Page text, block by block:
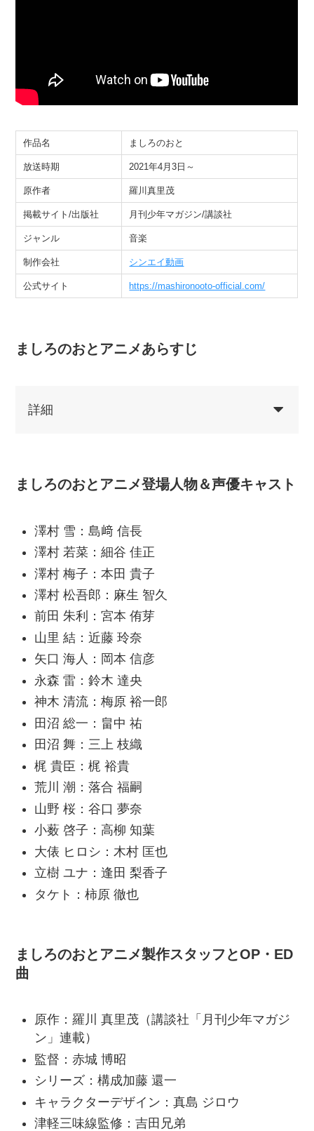
作品名 ましろのおと
放送時期 2021年4月3日～
原作者 羅川真里茂
掲載サイト/出版社 月刊少年マガジン/講談社
ジャンル 音楽
制作会社 シンエイ動画
公式サイト https://mashironooto-official.com/
ましろのおとアニメあらすじ
詳細
父に持つ少年「澤村雪」は、憧れて
ってしまった”自分の音”を探すた
め、アテもなく上京する。トラブル
に巻き込まれていたところを、キャ
バクラで働く女性「立樹ユナ」に助
けられた雪は、成り行きからライブ
の前座として演奏を披露することに
なり――
引用先：
ましろのおとアニメ登場人物＆声優キャスト
澤村 雪：島﨑 信長
澤村 若菜：細谷 佳正
澤村 梅子：本田 貴子
澤村 松吾郎：麻生 智久
前田 朱利：宮本 侑芽
山里 結：近藤 玲奈
矢口 海人：岡本 信彦
永森 雷：鈴木 達央
神木 清流：梅原 裕一郎
田沼 総一：畠中 祐
田沼 舞：三上 枝織
梶 貴臣：梶 裕貴
荒川 潮：落合 福嗣
山野 桜：谷口 夢奈
小薮 啓子：高柳 知葉
大俵 ヒロシ：木村 匡也
立樹 ユナ：逢田 梨香子
タケト：柿原 徹也
ましろのおとアニメ製作スタッフとOP・ED
曲
原作：羅川 真里茂（講談社「月刊少年マガジ
ン」連載）
監督：赤城 博昭
シリーズ：構成加藤 還一
キャラクターデザイン：真島 ジロウ
津軽三味線監修：吉田兄弟